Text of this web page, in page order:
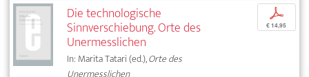
Die technologische
Sinnverschiebung. Orte des
Unermesslichen
In: Marita Tatari (ed.),Orte des
p
€ 14,95